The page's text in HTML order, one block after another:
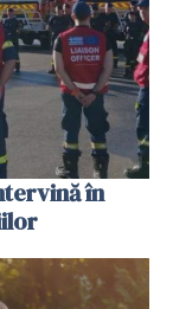
în